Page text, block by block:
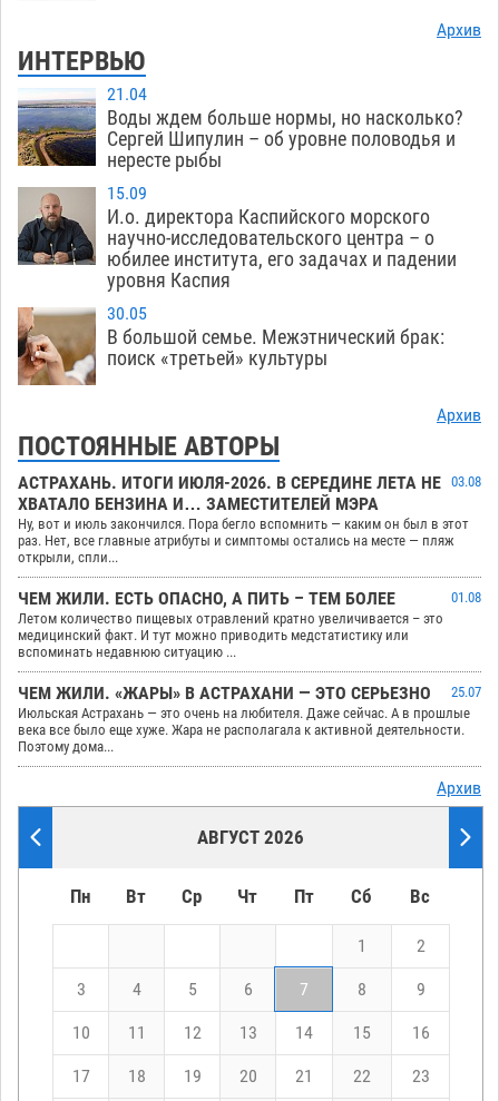
Архив
ИНТЕРВЬЮ
21.04
Воды ждем больше нормы, но насколько?
Сергей Шипулин – об уровне половодья и
нересте рыбы
15.09
И.о. директора Каспийского морского
научно-исследовательского центра – о
юбилее института, его задачах и падении
уровня Каспия
30.05
В большой семье. Межэтнический брак:
поиск «третьей» культуры
Архив
ПОСТОЯННЫЕ АВТОРЫ
АСТРАХАНЬ. ИТОГИ ИЮЛЯ-2026. В СЕРЕДИНЕ ЛЕТА НЕ
ХВАТАЛО БЕНЗИНА И… ЗАМЕСТИТЕЛЕЙ МЭРА
03.08
Ну, вот и июль закончился. Пора бегло вспомнить — каким он был в этот
раз. Нет, все главные атрибуты и симптомы остались на месте — пляж
открыли, спли...
ЧЕМ ЖИЛИ. ЕСТЬ ОПАСНО, А ПИТЬ – ТЕМ БОЛЕЕ
01.08
Летом количество пищевых отравлений кратно увеличивается – это
медицинский факт. И тут можно приводить медстатистику или
вспоминать недавнюю ситуацию ...
ЧЕМ ЖИЛИ. «ЖАРЫ» В АСТРАХАНИ — ЭТО СЕРЬЕЗНО
25.07
Июльская Астрахань — это очень на любителя. Даже сейчас. А в прошлые
века все было еще хуже. Жара не располагала к активной деятельности.
Поэтому дома...
Архив
АВГУСТ 2026
Пн Вт Ср Чт Пт Сб Вс
1 2
3 4 5 6 7 8 9
10 11 12 13 14 15 16
17 18 19 20 21 22 23